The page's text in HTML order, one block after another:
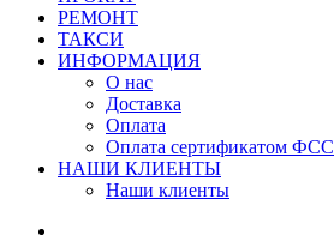
РЕМОНТ
ТАКСИ
ИНФОРМАЦИЯ
О нас
Доставка
Оплата
Оплата сертификатом ФСС
НАШИ КЛИЕНТЫ
Наши клиенты